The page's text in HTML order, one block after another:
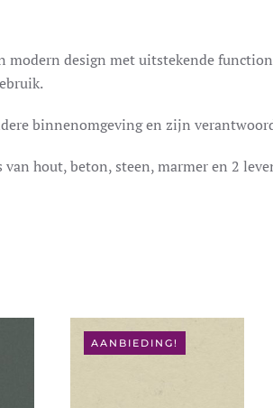
modern design met uitstekende
binnenomgeving en zijn
hout, beton, steen, marmer en 2
AANBIEDING!